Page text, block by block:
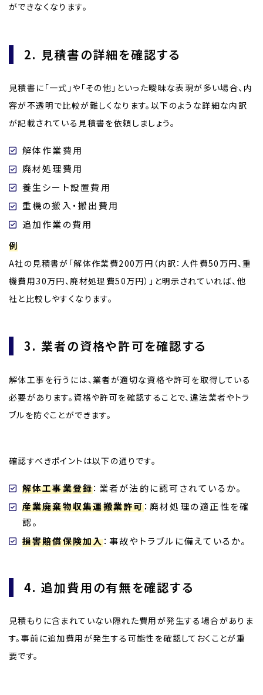
ができなくなります。
2. 見積書の詳細を確認する
見積書に「一式」や「その他」といった曖昧な表現が多い場合、内
容が不透明で比較が難しくなります。以下のような詳細な内訳
が記載されている見積書を依頼しましょう。
解体作業費用
廃材処理費用
養生シート設置費用
重機の搬入・搬出費用
追加作業の費用
例
A社の見積書が「解体作業費200万円（内訳：人件費50万円、重
機費用30万円、廃材処理費50万円）」と明示されていれば、他
社と比較しやすくなります。
3. 業者の資格や許可を確認する
解体工事を行うには、業者が適切な資格や許可を取得している
必要があります。資格や許可を確認することで、違法業者やトラ
ブルを防ぐことができます。
確認すべきポイントは以下の通りです。
解体工事業登録：業者が法的に認可されているか。
産業廃棄物収集運搬業許可：廃材処理の適正性を確
認。
損害賠償保険加入：事故やトラブルに備えているか。
4. 追加費用の有無を確認する
見積もりに含まれていない隠れた費用が発生する場合がありま
す。事前に追加費用が発生する可能性を確認しておくことが重
要です。